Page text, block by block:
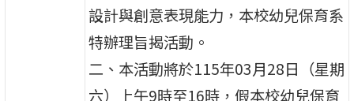
設計與創意表現能力，本校幼兒保育系
特辦理旨揭活動。
二、本活動將於115年03月28日（星期
六）上午9時至16時，假本校幼兒保育